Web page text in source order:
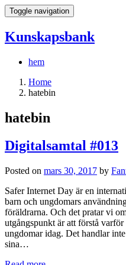
Toggle navigation
Kunskapsbank
hem
Home
hatebin
hatebin
Digitalsamtal #013
Posted on mars 30, 2017 by
Safer Internet Day är en
barn och ungdomars
föräldrarna. Och det pratar vi
utgångspunkt är att förstå
ungdomar idag. Det handlar
sina…